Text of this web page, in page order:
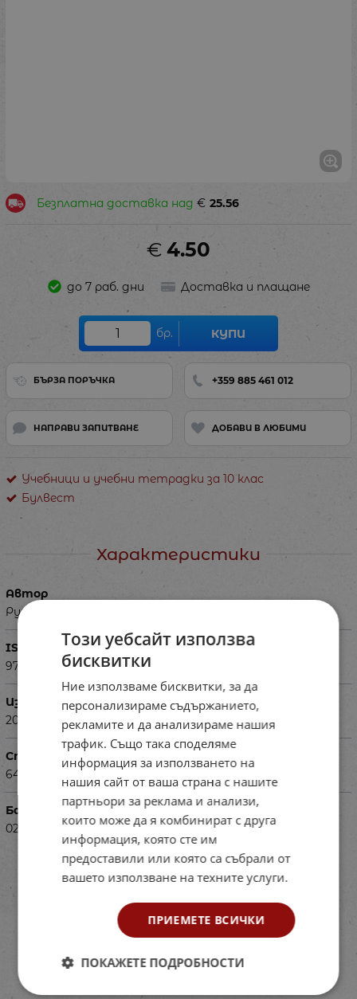
Безплатна доставка над 25.56
€
4.50
€
до 7 раб. дни Доставка и плащане
бр. КУПИ
БЪРЗА ПОРЪЧКА +359 885 461 012
НАПРАВИ ЗАПИТВАНЕ ДОБАВИ В ЛЮБИМИ
Учебници и учебни тетрадки за 10 клас
Булвест
Характеристики
Автор
Румен Пенин, Димитър Иванов, Валентина Стоянова
ISBN
9789541818299
Издадена
2024
Страници
64
Баркод (ISBN, UPC, др.)
02104079
Този уебсайт използва
бисквитки
Ние използваме бисквитки, за да
персонализираме съдържанието,
рекламите и да анализираме нашия
трафик. Също така споделяме
информация за използването на
нашия сайт от ваша страна с нашите
партньори за реклама и анализи,
които може да я комбинират с друга
информация, която сте им
предоставили или която са събрали от
вашето използване на техните услуги.
ПРИЕМЕТЕ ВСИЧКИ
ПОКАЖЕТЕ ПОДРОБНОСТИ